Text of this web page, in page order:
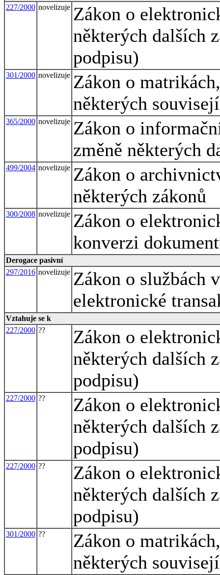
227/2000 novelizuje Zákon o
některých dalších
podpisu)
301/2000 novelizuje Zákon o
některých
365/2000 novelizuje Zákon o
změně některých
499/2004 novelizuje Zákon o
některých zákonů
300/2008 novelizuje Zákon o
konverzi
Derogace pasivní
297/2016 novelizuje Zákon o službách
elektronické
Vztahuje se k
227/2000 ??
Zákon o
některých dalších
podpisu)
227/2000 ??
Zákon o
některých dalších
podpisu)
227/2000 ??
Zákon o
některých dalších
podpisu)
301/2000 ??
Zákon o
některých